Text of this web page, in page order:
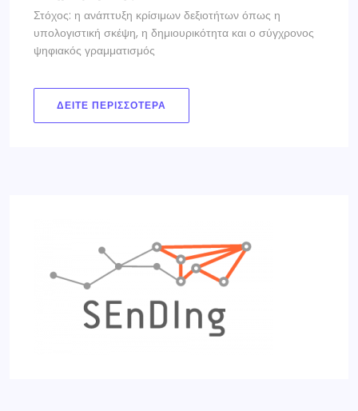
Στόχος: η ανάπτυξη κρίσιμων δεξιοτήτων όπως η
υπολογιστική σκέψη, η δημιουρικότητα και ο σύγχρονος
ψηφιακός γραμματισμός
ΔΕΊΤΕ ΠΕΡΙΣΣΌΤΕΡΑ